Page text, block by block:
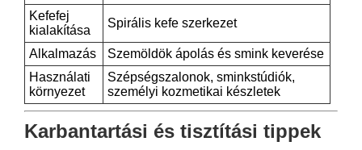
Kefefej
kialakítása
Spirális kefe szerkezet
Alkalmazás
Szemöldök ápolás és smink keverése
Használati
környezet
Szépségszalonok, sminkstúdiók,
személyi kozmetikai készletek
Karbantartási és tisztítási tippek